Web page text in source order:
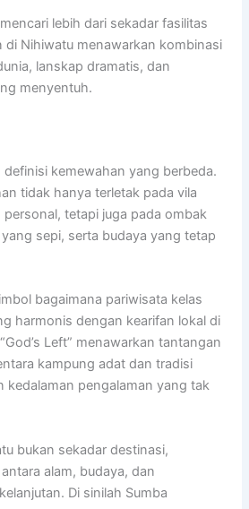
lebih dari sekadar fasilitas
di Nihiwatu menawarkan kombinasi
lanskap dramatis, dan
menyentuh.
kemewahan yang berbeda.
tidak hanya terletak pada vila
tetapi juga pada ombak
sepi, serta budaya yang tetap
bagaimana pariwisata kelas
harmonis dengan kearifan lokal di
Left” menawarkan tantangan
kampung adat dan tradisi
kedalaman pengalaman yang tak
bukan sekadar destinasi,
alam, budaya, dan
Di sinilah Sumba